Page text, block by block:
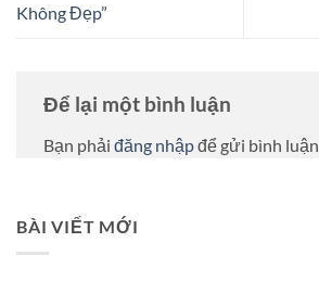
Không Đẹp”
Để lại một bình luận
Bạn phải đăng nhậpđể gửi bình luận.
BÀI VIẾT MỚI